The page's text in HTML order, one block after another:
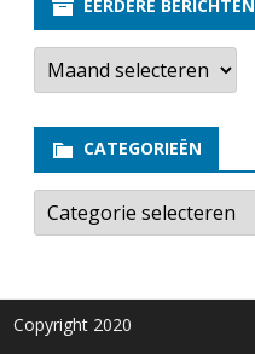
EERDERE BERICHTEN
E
r
e
e
b
r
t
e
CATEGORIEËN
C
t
o
r
i
Copyright 2020